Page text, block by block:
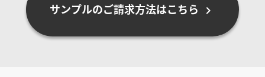
サンプルのご請求方法はこちら chevron_right